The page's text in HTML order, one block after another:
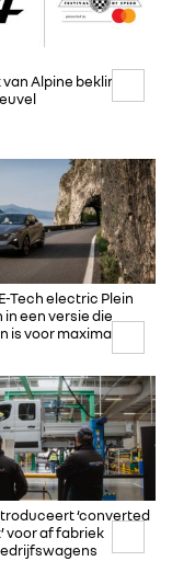
Alpine beklimt
Tech electric Plein
in een versie die
is voor maximaal
‘converted
voor af fabriek